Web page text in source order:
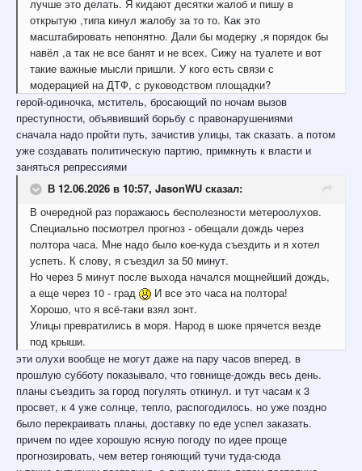
лучше это делать. Я кидают десятки жалоб и пишу в
открытую ,типа кинул жалобу за то то. Как это
масштабировать непонятно. Дали бы модерку ,я порядок бы
навёл ,а так не все банят и не всех. Сижу на туалете и вот
такие важные мысли пришли. У кого есть связи с
модерацией на ДТФ, с руководством площадки?
герой-одиночка, мститель, бросающий по ночам вызов
преступности, объявивший борьбу с правонарушениями
сначала надо пройти путь, зачистив улицы, так сказать. а потом
уже создавать политическую партию, примкнуть к власти и
заняться репрессиями
В 12.06.2026 в 10:57, JasonWU сказал:
В очередной раз поражаюсь бесполезности метероолухов.
Специально посмотрел прогноз - обещали дождь через
полтора часа. Мне надо было кое-куда съездить и я хотел
успеть. К слову, я съездил за 50 минут.
Но через 5 минут после выхода начался мощнейший дождь,
а еще через 10 - град
И все это часа на полтора!
Хорошо, что я всё-таки взял зонт.
Улицы превратились в моря. Народ в шоке прячется везде
под крыши.
эти олухи вообще не могут даже на пару часов вперед. в
прошлую субботу показывало, что говнище-дождь весь день.
планы съездить за город погулять откинул. и тут часам к 3
просвет, к 4 уже солнце, тепло, распогодилось. но уже поздно
было перекраивать планы, доставку по еде успел заказать.
причем по идее хорошую ясную погоду по идее проще
прогнозировать, чем ветер гоняющий тучи туда-сюда